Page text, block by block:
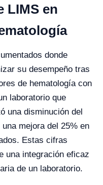
LIMS en
donde
su desempeño tras
de hematología con
laboratorio que
una disminución del
mejora del 25% en
Estas cifras
una integración eficaz
de un laboratorio.